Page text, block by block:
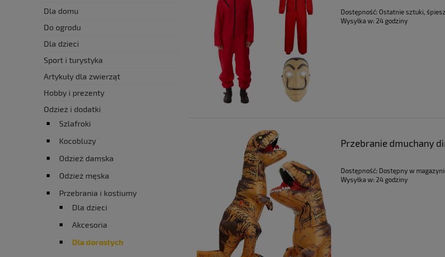
Dla domu
Do ogrodu
Dla dzieci
Sport i turystyka
Artykuły dla zwierząt
Hobby i prezenty
Odzież i dodatki
Szlafroki
Kocobluzy
Odzież damska
Odzież męska
Przebrania i kostiumy
Dla dzieci
Akcesoria
Dla dorosłych
Dostępność: Ostatnie sztuki,
Wysyłka w: 24 godziny
Przebranie dmuchany
Dostępność: Dostępny w
Wysyłka w: 24 godziny